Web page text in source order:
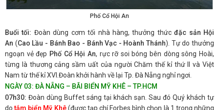
Phố Cổ Hội An
Buổi tối: Đoàn dùng cơm tối nhà hàng, thưởng thứcđặc sản Hội
An (Cao Lầu - Bánh Bao - Bánh Vạc - Hoành Thánh). Tự do thưởng
ngoạn vẻ đẹp Phố Cổ Hội An, rực rỡ soi bóng bên dòng sông Hoài,
từng là thương cảng sầm uất của người Chăm thế kỉ thứ II và Việt
Nam từ thế kỉ XVI.Đoàn khởi hành về lại Tp. Đà Nẵng nghỉ ngơi.
NGÀY 03: ĐÀ NẴNG – BÃI BIỂN MỸ KHÊ – TP.HCM
07h30: Đoàn dùng Buffet sáng tại khách sạn. Sau đó Quý khách tự
dotắm biển Mỹ Khê (được tạp chí Forbes bình chọn là 1 trong những